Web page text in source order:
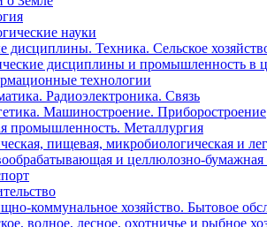
науки
дисциплины. Техника. Сельское
дисциплины и промышленность в
технологии
Радиоэлектроника. Связь
Машиностроение. Приборостроение
промышленность. Металлургия
пищевая, микробиологическая и
и целлюлозно-
коммунальное хозяйство. Бытовое
водное, лесное, охотничье и рыбное